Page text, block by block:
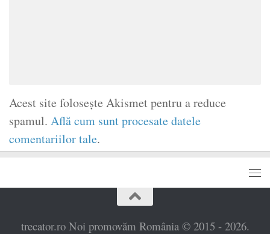
Acest site folosește Akismet pentru a reduce
spamul. Află cum sunt procesate datele
comentariilor tale.
trecator.ro Noi promovăm România © 2015 - 2026.